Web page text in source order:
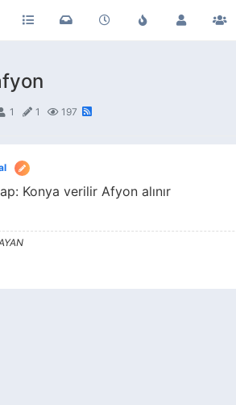
1 1 197
Konya verilir Afyon alınır